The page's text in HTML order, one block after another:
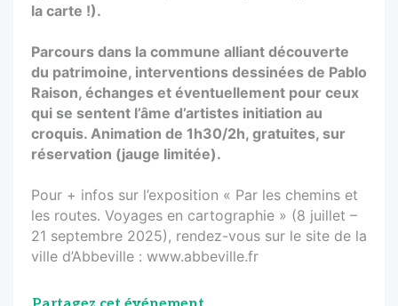
la carte !).
Parcours dans la commune alliant découverte
du patrimoine, interventions dessinées de Pablo
Raison, échanges et éventuellement pour ceux
qui se sentent l’âme d’artistes initiation au
croquis. Animation de 1h30/2h, gratuites, sur
réservation (jauge limitée).
Pour + infos sur l’exposition « Par les chemins et
les routes. Voyages en cartographie » (8 juillet –
21 septembre 2025), rendez-vous sur le site de la
ville d’Abbeville : www.abbeville.fr